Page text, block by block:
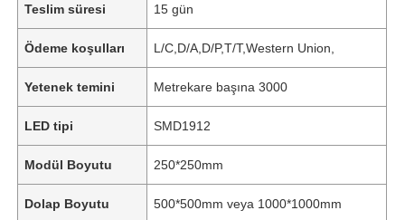
Teslim süresi 15 gün
Ödeme koşulları L/C,D/A,D/P,T/T,Western Union,
Yetenek temini Metrekare başına 3000
LED tipi SMD1912
Modül Boyutu 250*250mm
Dolap Boyutu 500*500mm veya 1000*1000mm